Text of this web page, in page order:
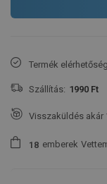
Termék
Szállítás: 1990 Ft
Visszaküldés akár
1 8 emberek